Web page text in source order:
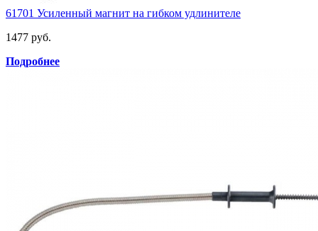
61701 Усиленный магнит на гибком удлинителе
1477 руб.
Подробнее